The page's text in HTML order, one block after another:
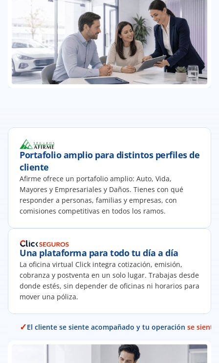
Portafolio amplio para distintos perfiles de
cliente
Afirme ofrece un portafolio amplio: Auto, Vida,
Mayores y Empresariales y Daños. Tienes con qué
responder a personas, familias y empresas, con
comisiones competitivas en todos los ramos.
Una plataforma para todo tu día a día
La oficina virtual Click integra cotización, emisión,
cobranza y postventa en un solo lugar. Trabajas desde
donde estés, sin depender de oficinas ni horarios para
mover una póliza.
✓El cliente se siente acompañado y tu operación se